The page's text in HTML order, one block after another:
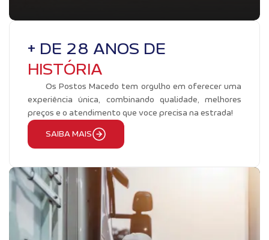
+ DE 28 ANOS DE
HISTÓRIA
Os Postos Macedo tem orgulho em oferecer uma
experiência única, combinando qualidade, melhores
preços e o atendimento que voce precisa na estrada!
SAIBA MAIS